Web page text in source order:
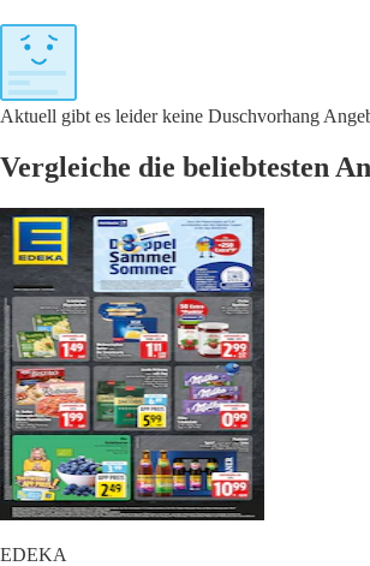
Aktuell gibt es leider keine Duschvorhang
Vergleiche die beliebtesten
EDEKA